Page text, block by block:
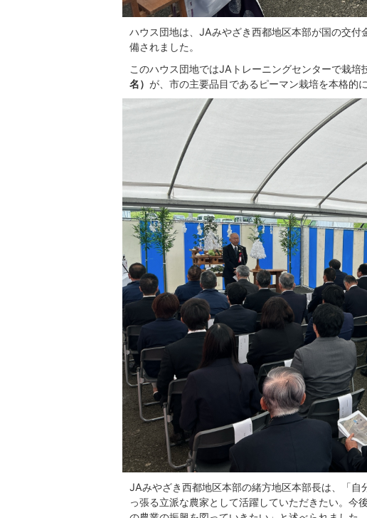
ハウス団地は、JAみやざき西都地区本部が国の交
備されました。
このハウス団地ではJAトレーニングセンターで栽培
名） が、市の主要品目であるピーマン栽培を本格的
JAみやざき西都地区本部の緒方地区本部長は、「
っ張る立派な農家として活躍していただきたい。今